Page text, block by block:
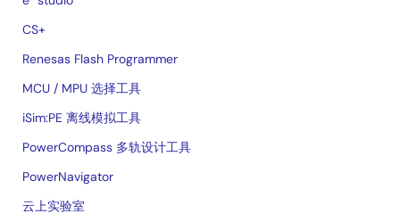
CS+
Renesas Flash Programmer
MCU / MPU 选择工具
iSim:PE 离线模拟工具
PowerCompass 多轨设计工具
PowerNavigator
云上实验室